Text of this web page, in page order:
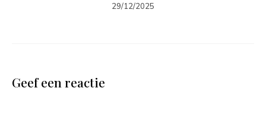
29/12/2025
Geef een reactie